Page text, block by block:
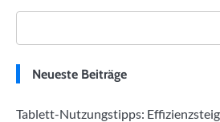
Neueste Beiträge
Tablett-Nutzungstipps: